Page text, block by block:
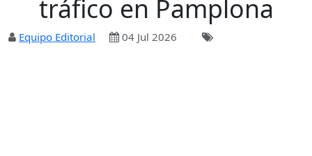
tráfico en Pamplona
Equipo Editorial 04 Jul 2026